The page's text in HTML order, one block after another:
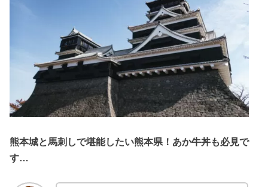
熊本城と馬刺しで堪能したい熊本県！あか牛丼も必見で
す…